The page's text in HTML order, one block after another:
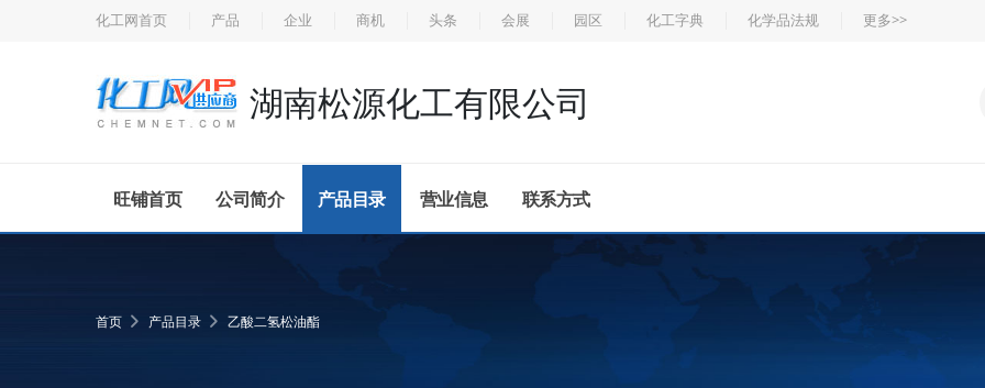
化工网首页 产品 企业 商机 头条 会展 园区 化工字典 化学品法规 更多>>
湖南松源化工有限公司
旺铺首页 公司简介 产品目录 营业信息 联系方式
首页 产品目录 乙酸二氢松油酯